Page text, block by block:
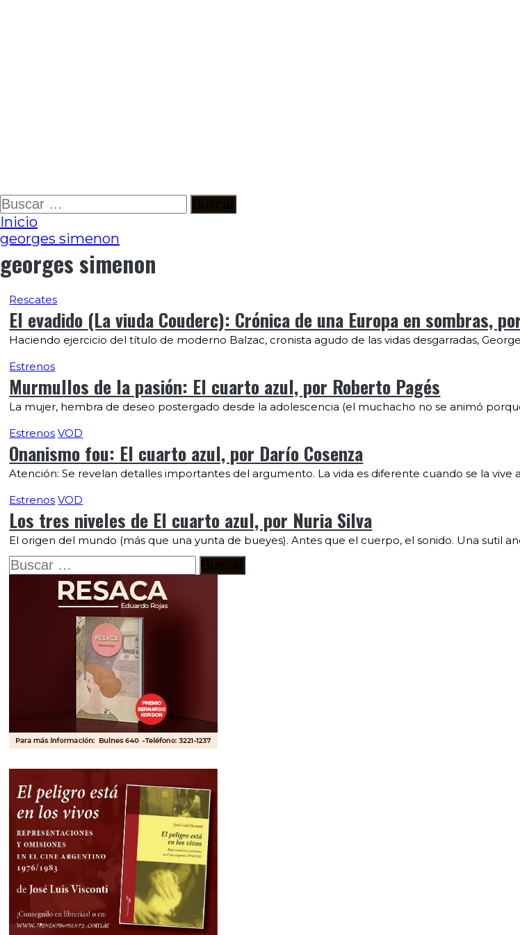
Ir
al
contenido
Buscar:
Inicio
georges simenon
georges simenon
Rescates
El evadido (La viuda Couderc): Crónica de una Europa en sombras,
Haciendo ejercicio del título de moderno Balzac, cronista agudo de las vidas desgarradas,
Estrenos
Murmullos de la pasión: El cuarto azul, por Roberto Pagés
La mujer, hembra de deseo postergado desde la adolescencia (el muchacho no se animó
Estrenos VOD
Onanismo fou: El cuarto azul, por Darío Cosenza
Atención: Se revelan detalles importantes del argumento. La vida es diferente cuando se la vive
Estrenos VOD
Los tres niveles de El cuarto azul, por Nuria Silva
El origen del mundo (más que una yunta de bueyes). Antes que el cuerpo, el sonido. Una sutil
Buscar: